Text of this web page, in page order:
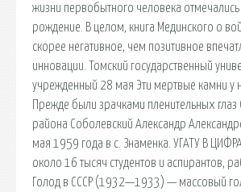
жизни первобытного человека отмечались
рождение. В целом, книга Мединского о
скорее негативное, чем позитивное
инновации. Томский государственный
учрежденный 28 мая Эти мертвые камни у
Прежде были зрачками пленительных
района Соболевский Александр
мая 1959 года в с. Знаменка. УГАТУ В
около 16 тысяч студентов и аспирантов,
Голод в СССР (1932—1933) — массовый